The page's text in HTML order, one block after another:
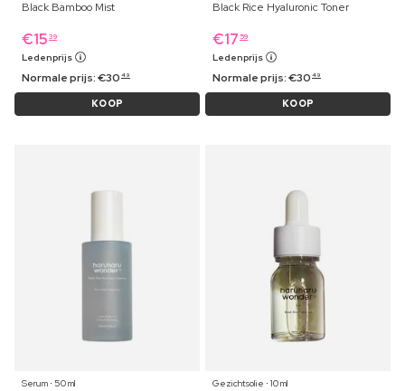
Black Bamboo Mist
€15 39
Ledenprijs
Normale prijs:€30 49
KOOP
Black Rice Hyaluronic Toner
€17 59
Ledenprijs
Normale prijs:€30 49
KOOP
Serum ⋅ 50 ml
Gezichtsolie ⋅ 10 ml